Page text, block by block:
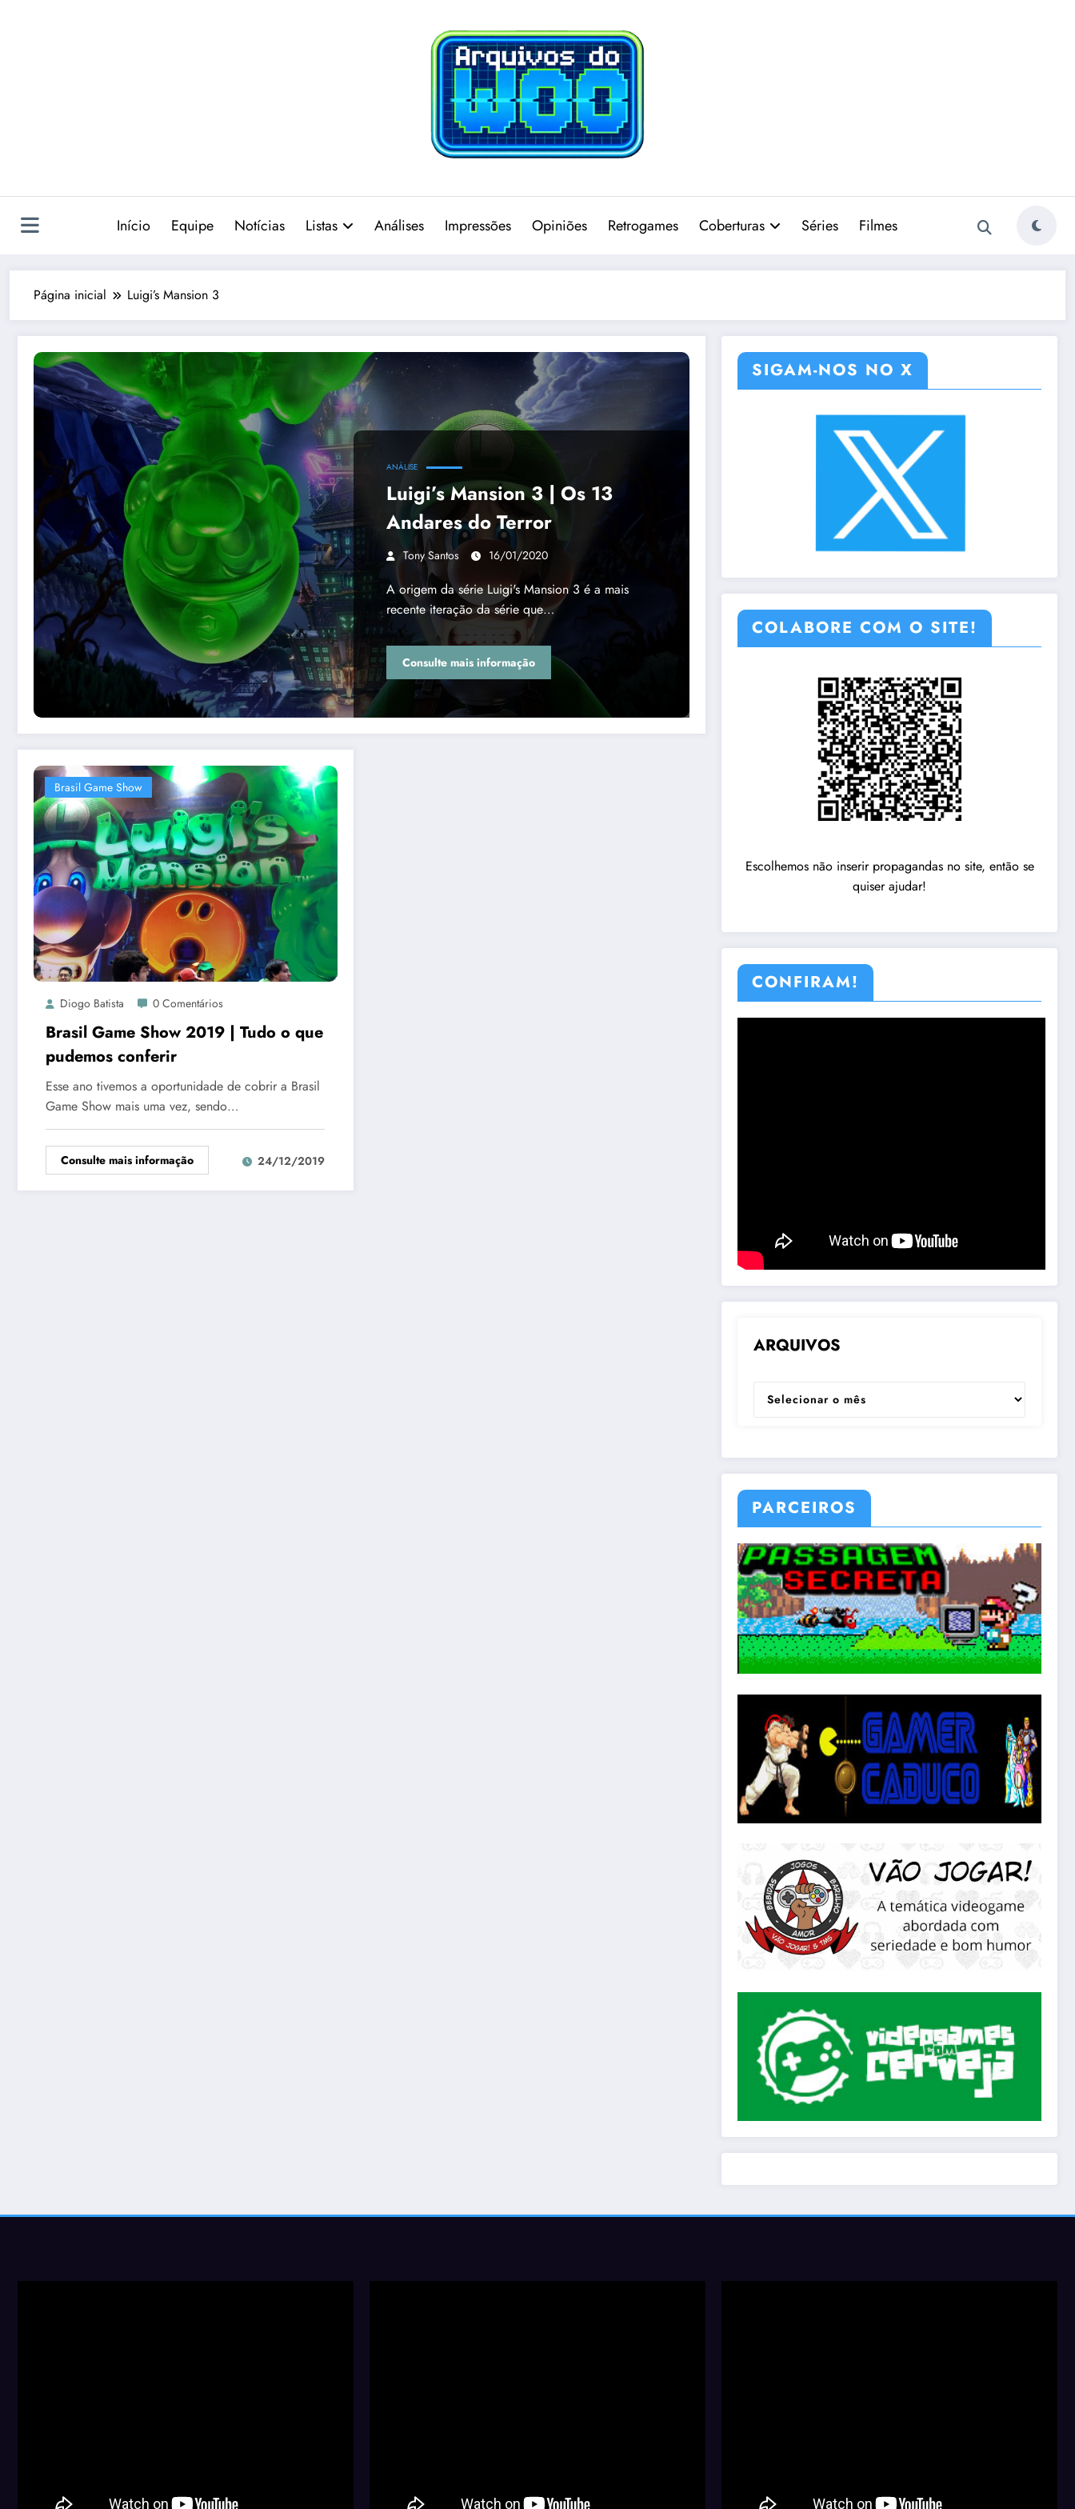
Início Equipe Notícias Listas Análises Impressões Opiniões Retrogames Coberturas Séries Filmes
Página inicial Luigi’s Mansion 3
ANÁLISE
Luigi’s Mansion 3 | Os 13
Andares do Terror
Tony Santos 16/01/2020
A origem da série Luigi's Mansion 3 é a mais
recente iteração da série que…
Consulte mais informação
Brasil Game Show
Diogo Batista 0 Comentários
Brasil Game Show 2019 | Tudo o que
pudemos conferir
Esse ano tivemos a oportunidade de cobrir a Brasil
Game Show mais uma vez, sendo…
Consulte mais informação 24/12/2019
SIGAM-NOS NO X
COLABORE COM O SITE!
Escolhemos não inserir propagandas no site, então se
quiser ajudar!
CONFIRAM!
ARQUIVOS
ARQUIVOS
PARCEIROS